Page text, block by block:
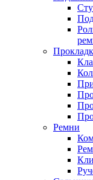
Ремни